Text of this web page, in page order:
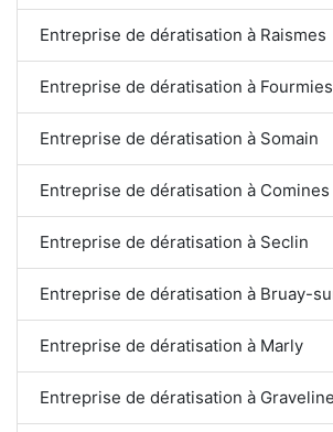
Entreprise de dératisation à Raismes
Entreprise de dératisation à Fourmies
Entreprise de dératisation à Somain
Entreprise de dératisation à Comines
Entreprise de dératisation à Seclin
Entreprise de dératisation à Bruay-
Entreprise de dératisation à Marly
Entreprise de dératisation à